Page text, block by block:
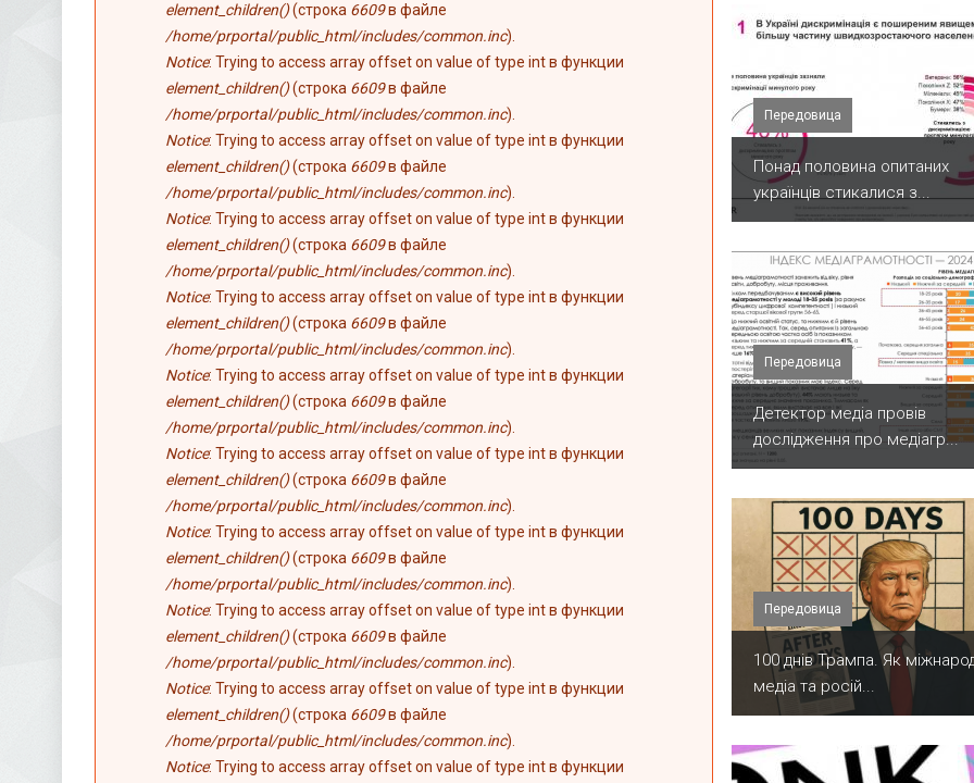
element_children()(строка 6609в файле
/home/prportal/public_html/includes/common.inc).
Notice: Trying to access array offset on value of type int в функции
element_children()(строка 6609в файле
/home/prportal/public_html/includes/common.inc).
Notice: Trying to access array offset on value of type int в функции
element_children()(строка 6609в файле
/home/prportal/public_html/includes/common.inc).
Notice: Trying to access array offset on value of type int в функции
element_children()(строка 6609в файле
/home/prportal/public_html/includes/common.inc).
Notice: Trying to access array offset on value of type int в функции
element_children()(строка 6609в файле
/home/prportal/public_html/includes/common.inc).
Notice: Trying to access array offset on value of type int в функции
element_children()(строка 6609в файле
/home/prportal/public_html/includes/common.inc).
Notice: Trying to access array offset on value of type int в функции
element_children()(строка 6609в файле
/home/prportal/public_html/includes/common.inc).
Notice: Trying to access array offset on value of type int в функции
element_children()(строка 6609в файле
/home/prportal/public_html/includes/common.inc).
Notice: Trying to access array offset on value of type int в функции
element_children()(строка 6609в файле
/home/prportal/public_html/includes/common.inc).
Notice: Trying to access array offset on value of type int в функции
element_children()(строка 6609в файле
/home/prportal/public_html/includes/common.inc).
Notice: Trying to access array offset on value of type int в функции
Передовица
Понад половина опитаних
українців стикалися з...
Передовица
Детектор медіа провів
дослідження про медіагр...
Передовица
100 днів Трампа. Як
медіа та росій...